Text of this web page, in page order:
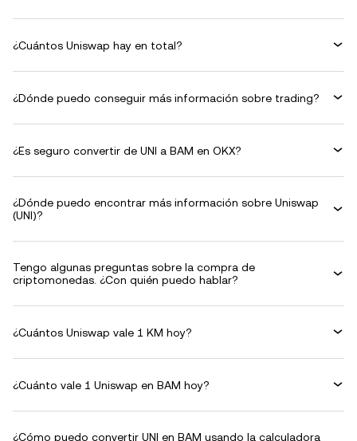
¿Cuántos Uniswap hay en total?
¿Dónde puedo conseguir más información sobre trading?
¿Es seguro convertir de UNI a BAM en OKX?
¿Dónde puedo encontrar más información sobre Uniswap
(UNI)?
Tengo algunas preguntas sobre la compra de
criptomonedas. ¿Con quién puedo hablar?
¿Cuántos Uniswap vale 1 KM hoy?
¿Cuánto vale 1 Uniswap en BAM hoy?
¿Cómo puedo convertir UNI en BAM usando la calculadora